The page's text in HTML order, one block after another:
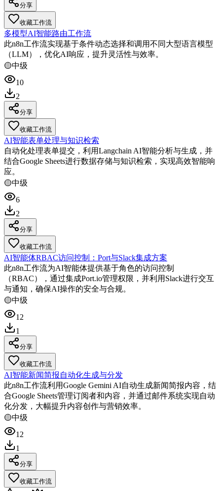
分享
收藏工作流
多模型AI智能路由工作流
此n8n工作流实现基于条件动态选择和调用不同大型语言模型
（LLM），优化AI响应，提升灵活性与效率。
🟡中级
10
2
分享
收藏工作流
AI智能表单处理与知识检索
自动化处理表单提交，利用Langchain AI智能分析与生成，并
结合Google Sheets进行数据存储与知识检索，实现高效智能响
应。
🟡中级
6
2
分享
收藏工作流
AI智能体RBAC访问控制：Port与Slack集成方案
此n8n工作流为AI智能体提供基于角色的访问控制
（RBAC），通过集成Port.io管理权限，并利用Slack进行交互
与通知，确保AI操作的安全与合规。
🟡中级
12
1
分享
收藏工作流
AI智能新闻简报自动化生成与分发
此n8n工作流利用Google Gemini AI自动生成新闻简报内容，结
合Google Sheets管理订阅者和内容，并通过邮件系统实现自动
化分发，大幅提升内容创作与营销效率。
🟡中级
12
1
分享
收藏工作流